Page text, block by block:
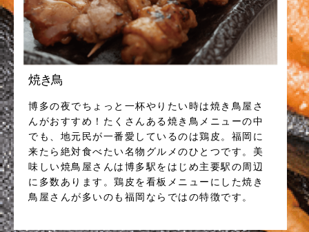
焼き鳥
博多の夜でちょっと一杯やりたい時は焼き鳥屋さ
んがおすすめ！たくさんある焼き鳥メニューの中
でも、地元民が一番愛しているのは鶏皮。福岡に
来たら絶対食べたい名物グルメのひとつです。美
味しい焼鳥屋さんは博多駅をはじめ主要駅の周辺
に多数あります。鶏皮を看板メニューにした焼き
鳥屋さんが多いのも福岡ならではの特徴です。